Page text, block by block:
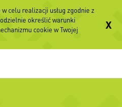
celu realizacji usług zgodnie z
określić warunki
cookie w Twojej
X